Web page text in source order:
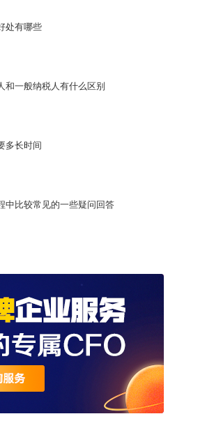
处有哪些
和一般纳税人有什么区别
多长时间
中比较常见的一些疑问回答